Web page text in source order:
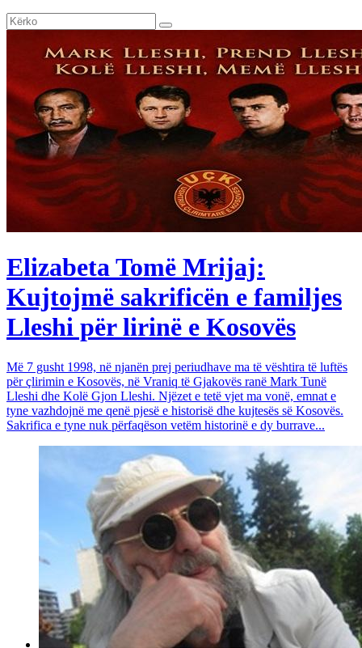
Elizabeta Tomë Mrijaj:
Kujtojmë sakrificën e familjes
Lleshi për lirinë e Kosovës
Më 7 gusht 1998, në njanën prej periudhave ma të vështira të luftës
për çlirimin e Kosovës, në Vraniq të Gjakovës ranë Mark Tunë
Lleshi dhe Kolë Gjon Lleshi. Njëzet e tetë vjet ma vonë, emnat e
tyne vazhdojnë me qenë pjesë e historisë dhe kujtesës së Kosovës.
Sakrifica e tyne nuk përfaqëson vetëm historinë e dy burrave...